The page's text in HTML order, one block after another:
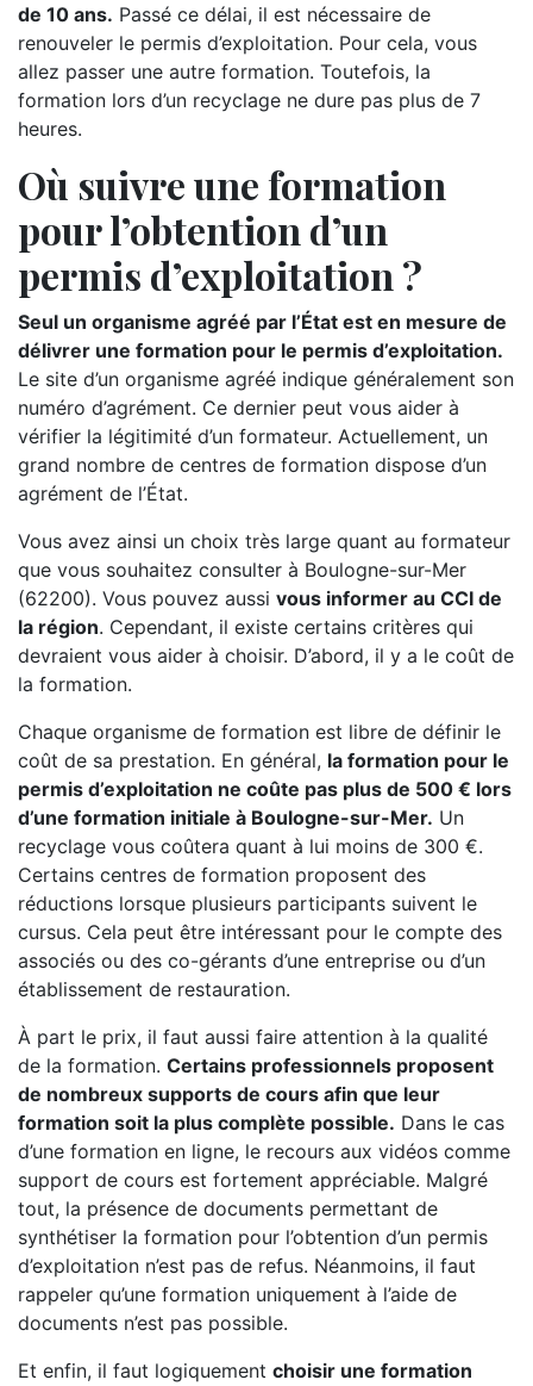
de 10 ans. Passé ce délai, il est nécessaire de
renouveler le permis d’exploitation. Pour cela, vous
allez passer une autre formation. Toutefois, la
formation lors d’un recyclage ne dure pas plus de 7
heures.
Où suivre une formation
pour l’obtention d’un
permis d’exploitation ?
Seul un organisme agréé par l’État est en mesure de
délivrer une formation pour le permis d’exploitation.
Le site d’un organisme agréé indique généralement son
numéro d’agrément. Ce dernier peut vous aider à
vérifier la légitimité d’un formateur. Actuellement, un
grand nombre de centres de formation dispose d’un
agrément de l’État.
Vous avez ainsi un choix très large quant au formateur
que vous souhaitez consulter à Boulogne-sur-Mer
(62200). Vous pouvez aussi vous informer au CCI de
la région. Cependant, il existe certains critères qui
devraient vous aider à choisir. D’abord, il y a le coût de
la formation.
Chaque organisme de formation est libre de définir le
coût de sa prestation. En général, la formation pour le
permis d’exploitation ne coûte pas plus de 500 € lors
d’une formation initiale à Boulogne-sur-Mer. Un
recyclage vous coûtera quant à lui moins de 300 €.
Certains centres de formation proposent des
réductions lorsque plusieurs participants suivent le
cursus. Cela peut être intéressant pour le compte des
associés ou des co-gérants d’une entreprise ou d’un
établissement de restauration.
À part le prix, il faut aussi faire attention à la qualité
de la formation. Certains professionnels proposent
de nombreux supports de cours afin que leur
formation soit la plus complète possible. Dans le cas
d’une formation en ligne, le recours aux vidéos comme
support de cours est fortement appréciable. Malgré
tout, la présence de documents permettant de
synthétiser la formation pour l’obtention d’un permis
d’exploitation n’est pas de refus. Néanmoins, il faut
rappeler qu’une formation uniquement à l’aide de
documents n’est pas possible.
Et enfin, il faut logiquement choisir une formation